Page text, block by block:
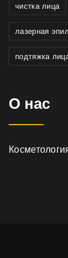
чистка лица
лазерная
подтяжка
О нас